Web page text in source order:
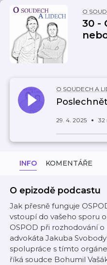
O
30 -
O SOUDECH A
29. 4. 2025 32
INFO KOMENTÁŘE
O epizodě podcastu
Jak přesně funguje
vstoupí do vašeho sporu
OSPOD při rozhodování
advokáta Jakuba
spolupráce s tímto
říká soudce Bohumil